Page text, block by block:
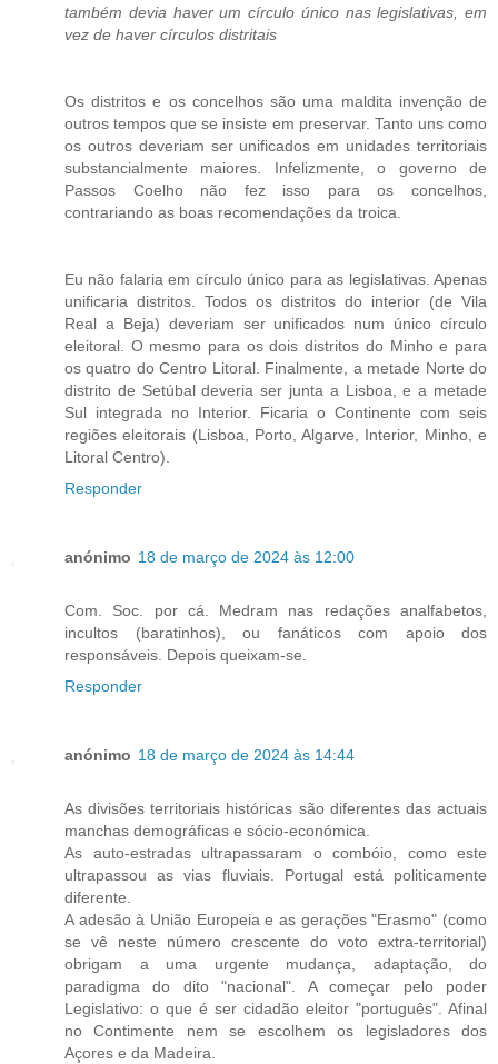
também devia haver um círculo único nas legislativas, em
vez de haver círculos distritais
Os distritos e os concelhos são uma maldita invenção de
outros tempos que se insiste em preservar. Tanto uns como
os outros deveriam ser unificados em unidades territoriais
substancialmente maiores. Infelizmente, o governo de
Passos Coelho não fez isso para os concelhos,
contrariando as boas recomendações da troica.
Eu não falaria em círculo único para as legislativas. Apenas
unificaria distritos. Todos os distritos do interior (de Vila
Real a Beja) deveriam ser unificados num único círculo
eleitoral. O mesmo para os dois distritos do Minho e para
os quatro do Centro Litoral. Finalmente, a metade Norte do
distrito de Setúbal deveria ser junta a Lisboa, e a metade
Sul integrada no Interior. Ficaria o Continente com seis
regiões eleitorais (Lisboa, Porto, Algarve, Interior, Minho, e
Litoral Centro).
Responder
anónimo 18 de março de 2024 às 12:00
Com. Soc. por cá. Medram nas redações analfabetos,
incultos (baratinhos), ou fanáticos com apoio dos
responsáveis. Depois queixam-se.
Responder
anónimo 18 de março de 2024 às 14:44
As divisões territoriais históricas são diferentes das actuais
manchas demográficas e sócio-económica.
As auto-estradas ultrapassaram o combóio, como este
ultrapassou as vias fluviais. Portugal está politicamente
diferente.
A adesão à União Europeia e as gerações "Erasmo" (como
se vê neste número crescente do voto extra-territorial)
obrigam a uma urgente mudança, adaptação, do
paradigma do dito "nacional". A começar pelo poder
Legislativo: o que é ser cidadão eleitor "português". Afinal
no Contimente nem se escolhem os legisladores dos
Açores e da Madeira.